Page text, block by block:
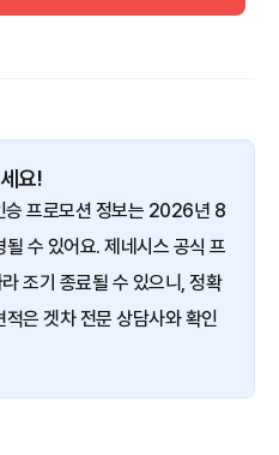
요!
프로모션 정보는 2026년 8
수 있어요. 제네시스 공식 프
조기 종료될 수 있으니, 정확
은 겟차 전문 상담사와 확인